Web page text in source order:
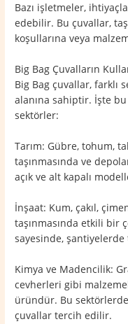
Bazı işletmeler,
edebilir. Bu çuvallar,
koşullarına veya
Big Bag Çuvalların
Big Bag çuvallar, farklı
alanına sahiptir. İşte bu
sektörler:
Tarım: Gübre, tohum,
taşınmasında ve
açık ve alt kapalı
İnşaat: Kum, çakıl,
taşınmasında etkili bir
sayesinde, şantiyelerde
Kimya ve Madencilik:
cevherleri gibi
üründür. Bu
çuvallar tercih edilir.